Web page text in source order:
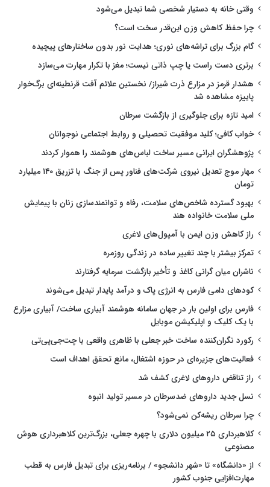
وقتی خانه به دستیار شخصی شما تبدیل می‌شود
چرا حفظ کاهش وزن این‌قدر سخت است؟
گام بزرگ برای تراشه‌های نوری؛ هدایت نور بدون ساختارهای پیچیده
برتری دست راست یا چپ ذاتی نیست؛ مغز با تکرار مهارت می‌سازد
هشدار قرمز در مزارع ذرت شیراز/ نخستین علائم آفت قرنطینه‌ای برگ‌خوار
پاییزه مشاهده شد
امید تازه برای جلوگیری از بازگشت سرطان
خواب کافی؛ کلید موفقیت تحصیلی و روابط اجتماعی نوجوانان
پژوهشگران ایرانی مسیر ساخت لباس‌های هوشمند را هموار کردند
مهار موج تعدیل نیروی شرکت‌های فناور پس از جنگ با تزریق ۱۴۰ میلیارد
تومان
بهبود گسترده شاخص‌های سلامت، رفاه و توانمندسازی زنان با پیمایش
ملی سلامت خانواده هند
راز کاهش وزن ایمن با آمپول‌های لاغری
تمرکز بیشتر با چند تغییر ساده در زندگی روزمره
ناشران میان گرانی کاغذ و تأخیر بازگشت سرمایه گرفتارند
کودهای دامی فارس به انرژی پاک و درآمد پایدار تبدیل می‌شوند
فارس برای اولین بار در جهان سامانه هوشمند آبیاری ساخت/ آبیاری مزارع
با یک کلیک و اپلیکیشن موبایل
رکورد نگران‌کننده ساخت خبر جعلی با ظاهری واقعی با چت‌جی‌پی‌تی
فعالیت‌های جزیره‌ای در حوزه اشتغال، مانع تحقق اهداف است
راز تناقض داروهای لاغری کشف شد
نسل جدید داروهای ضدسرطان در مسیر تولید انبوه
چرا سرطان ریشه‌کن نمی‌شود؟
کلاهبرداری ۲۵ میلیون دلاری با چهره جعلی، بزرگ‌ترین کلاهبرداری هوش
مصنوعی
از «دانشگاه» تا «شهر دانشجو» / برنامه‌ریزی برای تبدیل فارس به قطب
مهارت‌افزایی جنوب کشور